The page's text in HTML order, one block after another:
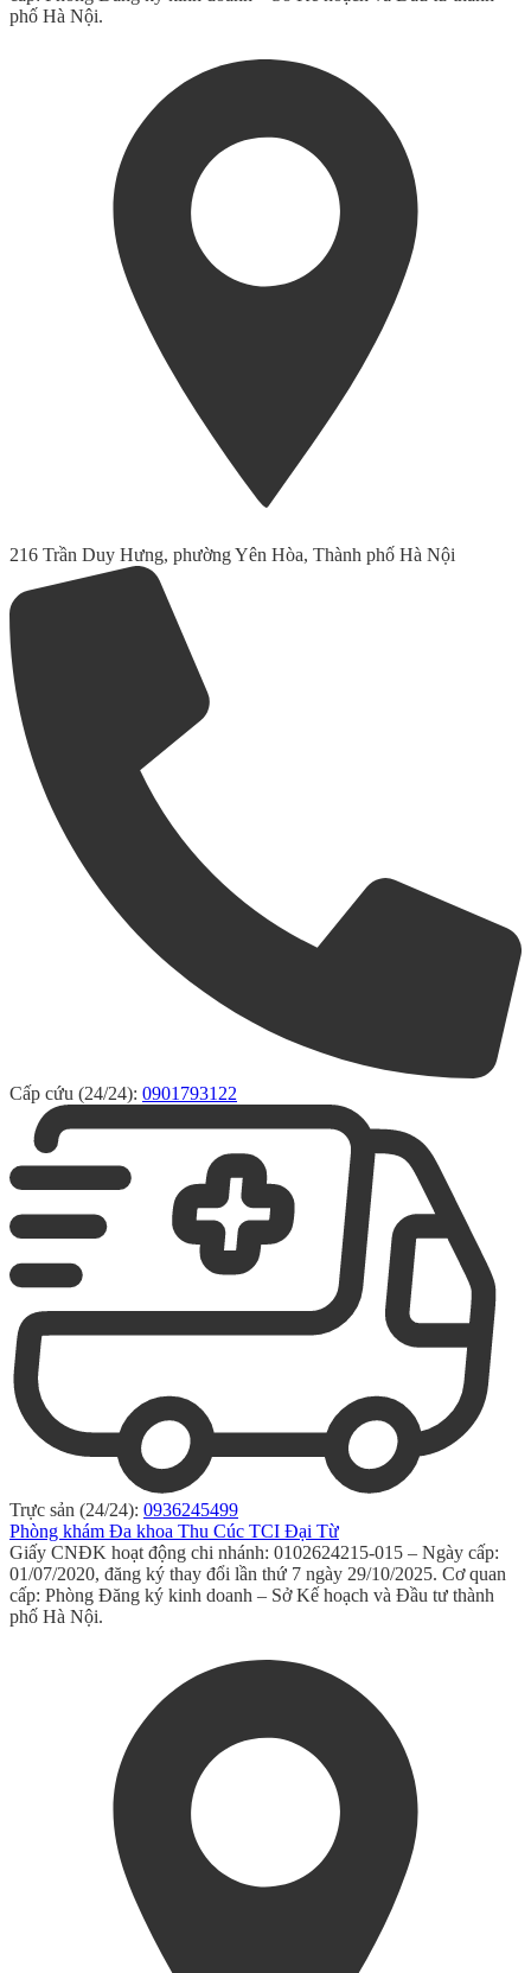
phố Hà Nội.
216 Trần Duy Hưng, phường Yên Hòa, Thành phố Hà Nội
Cấp cứu (24/24): 0901793122
Trực sản (24/24): 0936245499
Phòng khám Đa khoa Thu Cúc TCI Đại Từ
Giấy CNĐK hoạt động chi nhánh: 0102624215-015 – Ngày cấp:
01/07/2020, đăng ký thay đổi lần thứ 7 ngày 29/10/2025. Cơ quan
cấp: Phòng Đăng ký kinh doanh – Sở Kế hoạch và Đầu tư thành
phố Hà Nội.